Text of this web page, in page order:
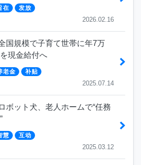
在 发放
2026.02.16
国規模で子育て世帯に年7万
現金給付へ
老金 补贴
2025.07.14
ボット犬、老人ホームで“任務
慧 互动
2025.03.12